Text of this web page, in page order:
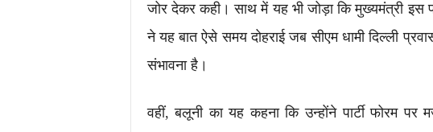
जोर देकर कही। साथ में यह भी जोड़ा कि मुख्यमंत्री इस
ने यह बात ऐसे समय दोहराई जब सीएम धामी दिल्ली
संभावना है।
वहीं, बलूनी का यह कहना कि उन्होंने पार्टी फोरम